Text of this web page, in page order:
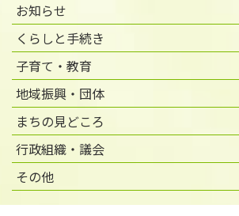
お知らせ
くらしと手続き
子育て・教育
地域振興・団体
まちの見どころ
行政組織・議会
その他